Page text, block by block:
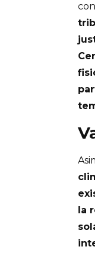
la